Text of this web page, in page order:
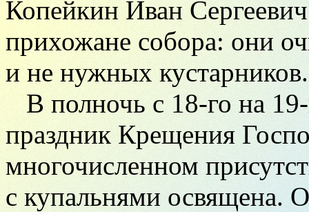
Копейкин Иван
прихожане собора: они
и не нужных кустарников.
В полночь с 18-го на
праздник Крещения
многочисленном
с купальнями освящена.